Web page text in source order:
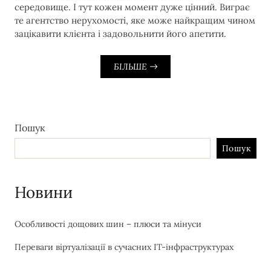
середовище. І тут кожен момент дуже цінний. Виграє
те агентство нерухомості, яке може найкращим чином
зацікавити клієнта і задовольнити його апетити.
БІЛЬШЕ
Пошук
Пошук
Новини
Особливості дощових шин – плюси та мінуси
Переваги віртуалізації в сучасних IT-інфраструктурах